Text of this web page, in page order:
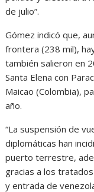
de julio”.
Gómez indicó que,
frontera (238 mil),
también salieron en
Santa Elena con
Maicao (Colombia),
año.
“La suspensión de
diplomáticas han
puerto terrestre,
gracias a los
y entrada de